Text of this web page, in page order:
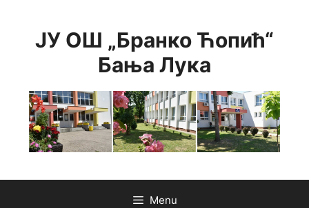
contentЈУ ОШ „Бранко Ћопић“
Бања Лука
Menu